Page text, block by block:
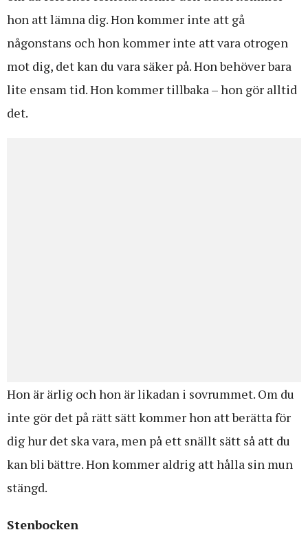
hon att lämna dig. Hon kommer inte att gå
någonstans och hon kommer inte att vara otrogen
mot dig, det kan du vara säker på. Hon behöver bara
lite ensam tid. Hon kommer tillbaka – hon gör alltid
det.
Hon är ärlig och hon är likadan i sovrummet. Om du
inte gör det på rätt sätt kommer hon att berätta för
dig hur det ska vara, men på ett snällt sätt så att du
kan bli bättre. Hon kommer aldrig att hålla sin mun
stängd.
Stenbocken